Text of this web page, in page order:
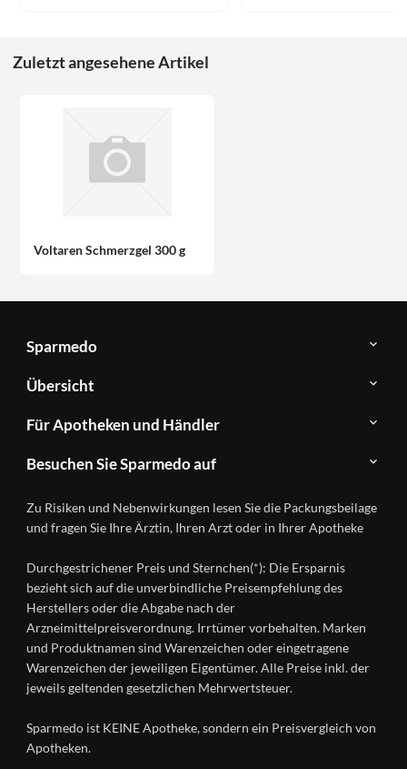
Zuletzt angesehene Artikel
Voltaren Schmerzgel 300 g
Sparmedo
Über
Sparmedo
FAQ
Kontakt
Datenschutz
Nutzungsbedingungen
Übersicht
Herstellerverzeichnis
Produkte
A-
Ratgeber
Wirkstoffe
Gesundheitsmagazin
Für Apotheken und Händler
&
Händlerlogin
Besuchen Sie Sparmedo auf
Instagram
Zu Risiken und Nebenwirkungen lesen Sie die Packungsbeilage
und fragen Sie Ihre Ärztin, Ihren Arzt oder in Ihrer Apotheke
Durchgestrichener Preis und Sternchen(*): Die Ersparnis
bezieht sich auf die unverbindliche Preisempfehlung des
Herstellers oder die Abgabe nach der
Arzneimittelpreisverordnung. Irrtümer vorbehalten. Marken
und Produktnamen sind Warenzeichen oder eingetragene
Warenzeichen der jeweiligen Eigentümer. Alle Preise inkl. der
jeweils geltenden gesetzlichen Mehrwertsteuer.
Sparmedo ist KEINE Apotheke, sondern ein Preisvergleich von
Apotheken.